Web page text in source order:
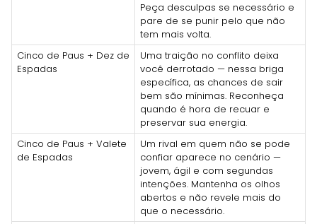
Peça desculpas se necessário e
pare de se punir pelo que não
tem mais volta.
Cinco de Paus + Dez de
Espadas
Uma traição no conflito deixa
você derrotado — nessa briga
específica, as chances de sair
bem são mínimas. Reconheça
quando é hora de recuar e
preservar sua energia.
Cinco de Paus + Valete
de Espadas
Um rival em quem não se pode
confiar aparece no cenário —
jovem, ágil e com segundas
intenções. Mantenha os olhos
abertos e não revele mais do
que o necessário.